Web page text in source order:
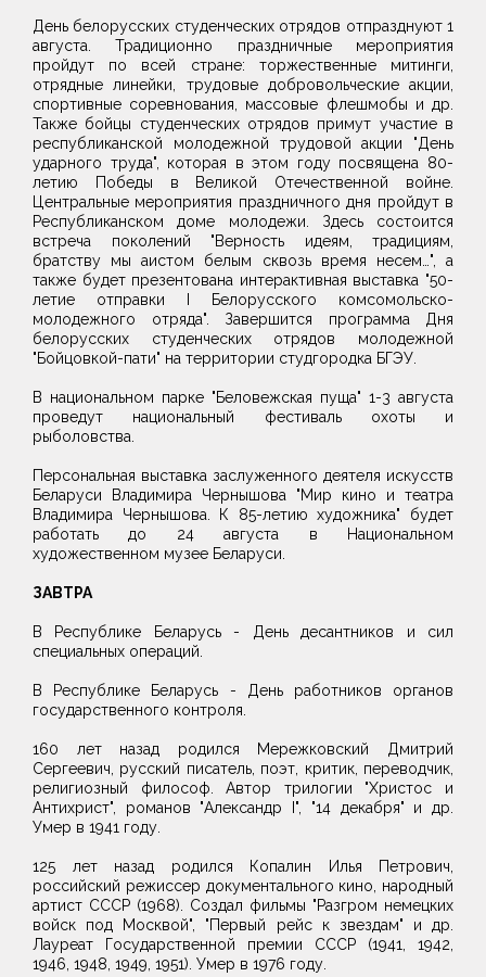
День белорусских студенческих отрядов отпразднуют 1
августа. Традиционно праздничные мероприятия
пройдут по всей стране: торжественные митинги,
отрядные линейки, трудовые добровольческие акции,
спортивные соревнования, массовые флешмобы и др.
Также бойцы студенческих отрядов примут участие в
республиканской молодежной трудовой акции "День
ударного труда", которая в этом году посвящена 80-
летию Победы в Великой Отечественной войне.
Центральные мероприятия праздничного дня пройдут в
Республиканском доме молодежи. Здесь состоится
встреча поколений "Верность идеям, традициям,
братству мы аистом белым сквозь время несем…", а
также будет презентована интерактивная выставка "50-
летие отправки I Белорусского комсомольско-
молодежного отряда". Завершится программа Дня
белорусских студенческих отрядов молодежной
"Бойцовкой-пати" на территории студгородка БГЭУ.
В национальном парке "Беловежская пуща" 1-3 августа
проведут национальный фестиваль охоты и
рыболовства.
Персональная выставка заслуженного деятеля искусств
Беларуси Владимира Чернышова "Мир кино и театра
Владимира Чернышова. К 85-летию художника" будет
работать до 24 августа в Национальном
художественном музее Беларуси.
ЗАВТРА
В Республике Беларусь - День десантников и сил
специальных операций.
В Республике Беларусь - День работников органов
государственного контроля.
160 лет назад родился Мережковский Дмитрий
Сергеевич, русский писатель, поэт, критик, переводчик,
религиозный философ. Автор трилогии "Христос и
Антихрист", романов "Александр I", "14 декабря" и др.
Умер в 1941 году.
125 лет назад родился Копалин Илья Петрович,
российский режиссер документального кино, народный
артист СССР (1968). Создал фильмы "Разгром немецких
войск под Москвой", "Первый рейс к звездам" и др.
Лауреат Государственной премии СССР (1941, 1942,
1946, 1948, 1949, 1951). Умер в 1976 году.